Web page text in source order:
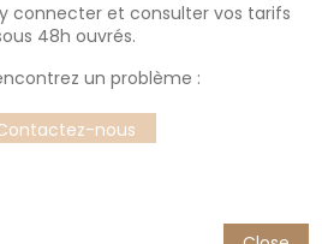
connecter et consulter vos tarifs
48h ouvrés.
un problème :
nous